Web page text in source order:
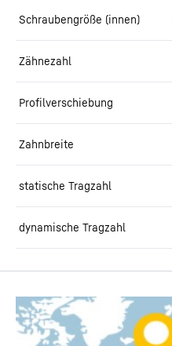
Schraubengröße (innen)
Zähnezahl
Profilverschiebung
Zahnbreite
statische Tragzahl
dynamische Tragzahl